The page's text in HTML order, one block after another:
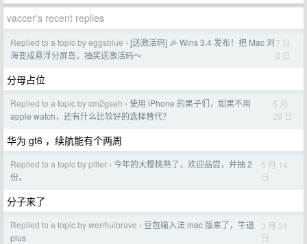
vaccer's recent replies
Replied to a topic by eggsblue › [送激活码] 🎉 Wins 3.4 发布！把 Mac 刘
海变成悬浮分屏岛，抽奖送激活码～
7 月
2 日
分母占位
Replied to a topic by cm2gseh › 使用 iPhone 的果子们，如果不用
apple watch，还有什么比较好的选择替代？
5 月
28 日
华为 gt6 ，续航能有个两周
Replied to a topic by piller › 今年的大樱桃熟了，欢迎品尝，并抽 2
份。
5 月 14
日
分子来了
Replied to a topic by wenhuibrave › 豆包输入法 mac 版来了，牛逼
plus
3 月 31
日